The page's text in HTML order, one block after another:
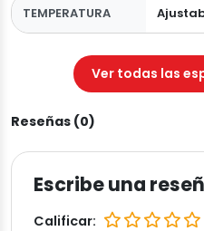
TEMPERATURA
Ver todas las
Reseñas (0)
Escribe una
Calificar: